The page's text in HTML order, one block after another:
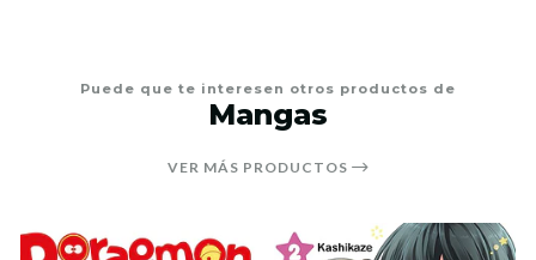
Puede que te interesen otros productos de
Mangas
VER MÁS PRODUCTOS